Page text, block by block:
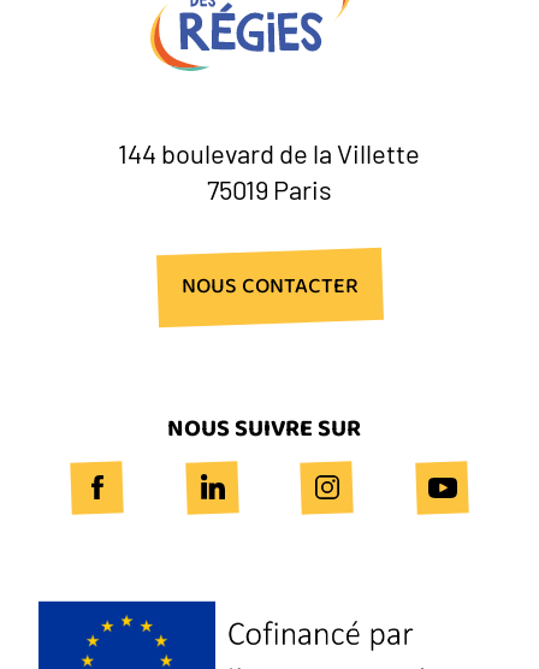
NOUS CONTACTER
144 boulevard de la Villette
75019 Paris
NOUS SUIVRE SUR
Logo
Europe